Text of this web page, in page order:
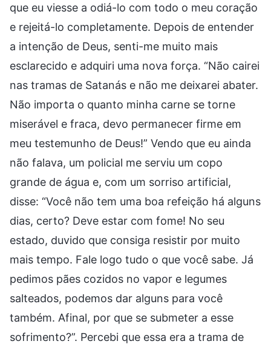
que eu viesse a odiá-lo com todo o meu coração
e rejeitá-lo completamente. Depois de entender
a intenção de Deus, senti-me muito mais
esclarecido e adquiri uma nova força. “Não cairei
nas tramas de Satanás e não me deixarei abater.
Não importa o quanto minha carne se torne
miserável e fraca, devo permanecer firme em
meu testemunho de Deus!” Vendo que eu ainda
não falava, um policial me serviu um copo
grande de água e, com um sorriso artificial,
disse: “Você não tem uma boa refeição há alguns
dias, certo? Deve estar com fome! No seu
estado, duvido que consiga resistir por muito
mais tempo. Fale logo tudo o que você sabe. Já
pedimos pães cozidos no vapor e legumes
salteados, podemos dar alguns para você
também. Afinal, por que se submeter a esse
sofrimento?”. Percebi que essa era a trama de